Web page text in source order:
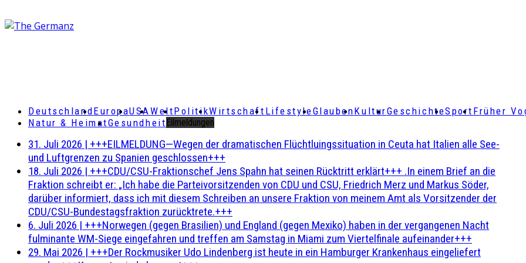
DeutschlandEuropaUSAWeltPolitikWirtschaft LifestyleGlaubenKulturGeschichteSport Früher
Natur & HeimatGesundheit Eilmeldungen
31. Juli 2026 | +++EILMELDUNG—Wegen der dramatischen Flüchtluingssituation in Ceuta hat Italien alle See-
und Luftgrenzen zu Spanien geschlossen+++
18. Juli 2026 | +++CDU/CSU-Fraktionschef Jens Spahn hat seinen Rücktritt erklärt+++ .In einem Brief an die
Fraktion schreibt er: „Ich habe die Parteivorsitzenden von CDU und CSU, Friedrich Merz und Markus Söder,
darüber informiert, dass ich mit diesem Schreiben an unsere Fraktion von meinem Amt als Vorsitzender der
CDU/CSU-Bundestagsfraktion zurücktrete.+++
6. Juli 2026 | +++Norwegen (gegen Brasilien) und England (gegen Mexiko) haben in der vergangenen Nacht
fulminante WM-Siege eingefahren und treffen am Samstag in Miami zum Viertelfinale aufeinander+++
29. Mai 2026 | +++Der Rockmusiker Udo Lindenberg ist heute in ein Hamburger Krankenhaus eingeliefert